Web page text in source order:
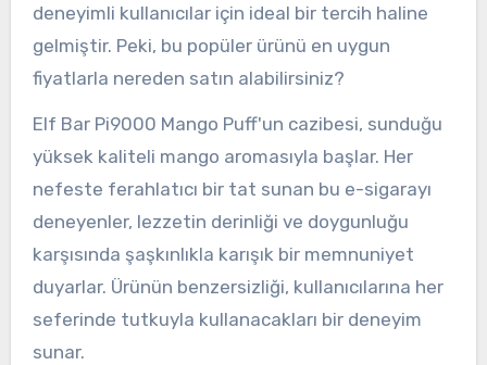
deneyimli kullanıcılar için ideal bir tercih haline
gelmiştir. Peki, bu popüler ürünü en uygun
fiyatlarla nereden satın alabilirsiniz?
Elf Bar Pi9000 Mango Puff'un cazibesi, sunduğu
yüksek kaliteli mango aromasıyla başlar. Her
nefeste ferahlatıcı bir tat sunan bu e-sigarayı
deneyenler, lezzetin derinliği ve doygunluğu
karşısında şaşkınlıkla karışık bir memnuniyet
duyarlar. Ürünün benzersizliği, kullanıcılarına her
seferinde tutkuyla kullanacakları bir deneyim
sunar.